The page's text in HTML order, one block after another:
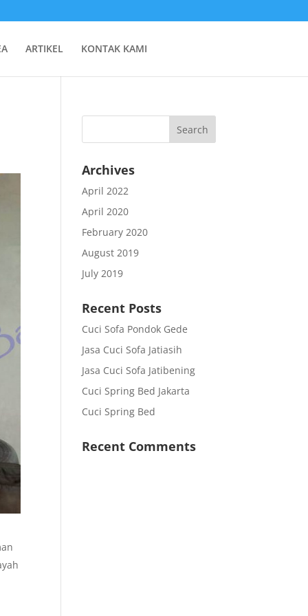
ARTIKEL KONTAK KAMI
Archives
April 2022
April 2020
February 2020
August 2019
July 2019
Recent Posts
Cuci Sofa Pondok Gede
Jasa Cuci Sofa Jatiasih
Jasa Cuci Sofa Jatibening
Cuci Spring Bed Jakarta
Cuci Spring Bed
Recent Comments